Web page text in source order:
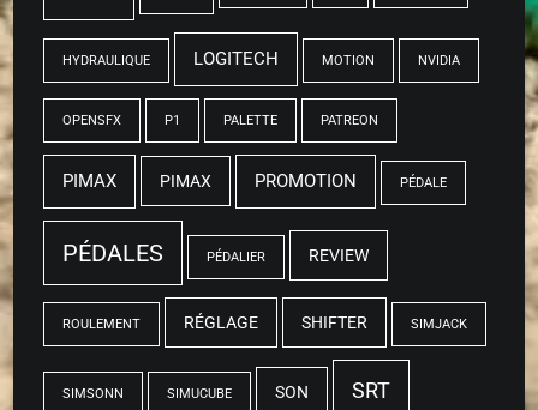
HYDRAULIQUE LOGITECH MOTION NVIDIA
OPENSFX P1 PALETTE PATREON
PIMAX PIMAX PROMOTION PÉDALE
PÉDALES PÉDALIER REVIEW
ROULEMENT RÉGLAGE SHIFTER SIMJACK
SIMSONN SIMUCUBE SON SRT